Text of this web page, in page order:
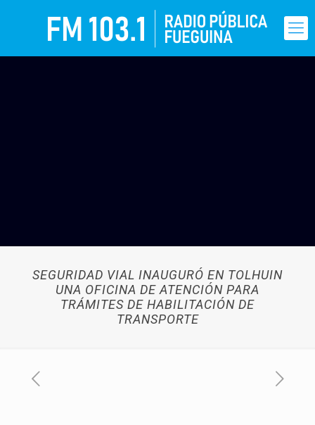
SEGURIDAD VIAL INAUGURÓ EN TOLHUIN
UNA OFICINA DE ATENCIÓN PARA
TRÁMITES DE HABILITACIÓN DE
TRANSPORTE